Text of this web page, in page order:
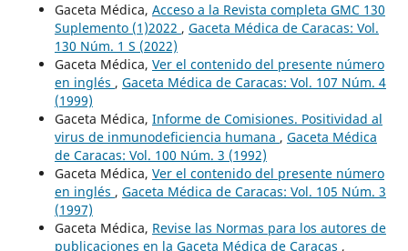
Gaceta Médica, Acceso a la Revista completa GMC 130
Suplemento (1)2022 , Gaceta Médica de Caracas: Vol.
130 Núm. 1 S (2022)
Gaceta Médica, Ver el contenido del presente número
en inglés , Gaceta Médica de Caracas: Vol. 107 Núm. 4
(1999)
Gaceta Médica, Informe de Comisiones. Positividad al
virus de inmunodeficiencia humana , Gaceta Médica
de Caracas: Vol. 100 Núm. 3 (1992)
Gaceta Médica, Ver el contenido del presente número
en inglés , Gaceta Médica de Caracas: Vol. 105 Núm. 3
(1997)
Gaceta Médica, Revise las Normas para los autores de
publicaciones en la Gaceta Médica de Caracas ,